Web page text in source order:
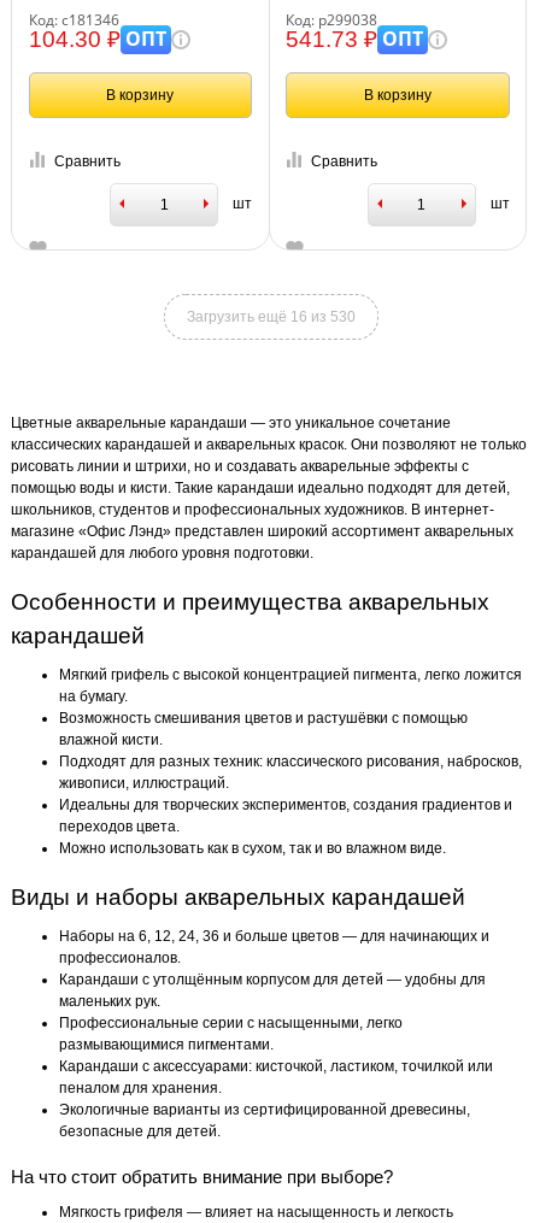
классические, заточенные,
181346
Код: с181346
104.30 ₽ОПТ
В корзину
Сравнить
шт
черное дерево, заточен.,
картон, европодве
Код: р299038
541.73 ₽ОПТ
В корзину
Сравнить
шт
Загрузить ещё 16 из 530
Цветные акварельные карандаши — это уникальное сочетание
классических карандашей и акварельных красок. Они позволяют не только
рисовать линии и штрихи, но и создавать акварельные эффекты с
помощью воды и кисти. Такие карандаши идеально подходят для детей,
школьников, студентов и профессиональных художников. В интернет-
магазине «Офис Лэнд» представлен широкий ассортимент акварельных
карандашей для любого уровня подготовки.
Особенности и преимущества акварельных
карандашей
Мягкий грифель с высокой концентрацией пигмента, легко ложится
на бумагу.
Возможность смешивания цветов и растушёвки с помощью
влажной кисти.
Подходят для разных техник: классического рисования, набросков,
живописи, иллюстраций.
Идеальны для творческих экспериментов, создания градиентов и
переходов цвета.
Можно использовать как в сухом, так и во влажном виде.
Виды и наборы акварельных карандашей
Наборы на 6, 12, 24, 36 и больше цветов — для начинающих и
профессионалов.
Карандаши с утолщённым корпусом для детей — удобны для
маленьких рук.
Профессиональные серии с насыщенными, легко
размывающимися пигментами.
Карандаши с аксессуарами: кисточкой, ластиком, точилкой или
пеналом для хранения.
Экологичные варианты из сертифицированной древесины,
безопасные для детей.
На что стоит обратить внимание при выборе?
Мягкость грифеля — влияет на насыщенность и легкость